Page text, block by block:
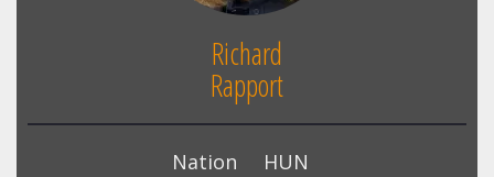
Richard
Rapport
Nation
HUN